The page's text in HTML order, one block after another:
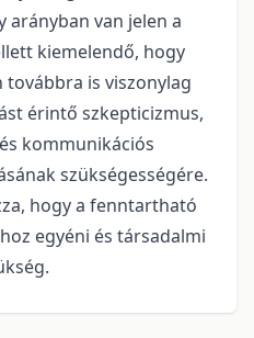
arányban van jelen a
kiemelendő, hogy
is viszonylag
érintő szkepticizmus,
kommunikációs
szükségességére.
hogy a fenntartható
egyéni és társadalmi